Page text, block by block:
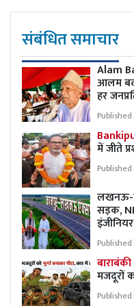
संबंधित समाचार
Alam
आलम
हर
में जीते
लखनऊ-
सड़क,
इंजीनियर
मजदूरों